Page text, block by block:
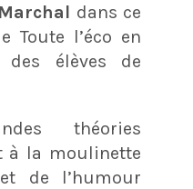
dans ce
Toute l’éco en
élèves de
théories
à la moulinette
de l’humour